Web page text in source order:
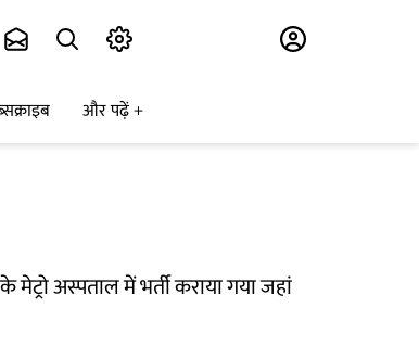
और पढ़ें
अस्पताल में भर्ती कराया गया जहां